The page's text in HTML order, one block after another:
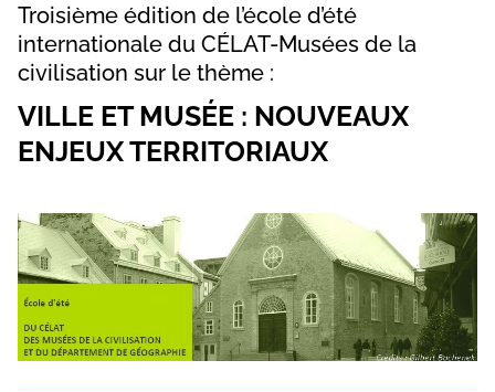
Troisième édition de l’école d’été
internationale du CÉLAT-Musées de la
civilisation sur le thème :
VILLE ET MUSÉE : NOUVEAUX
ENJEUX TERRITORIAUX